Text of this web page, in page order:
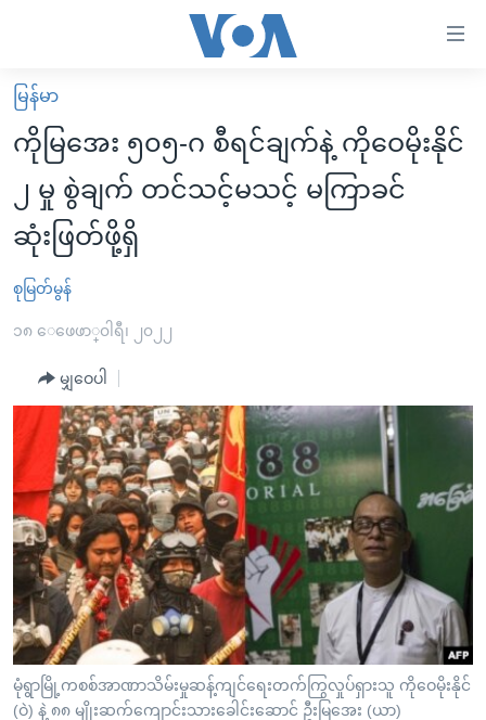
လွယ်ကူ
စေ
Link
များ
ပင်မ
အကြောင်းအရာ
ကျော်
ကြည့်
ပင်မ
အ
ညွန်း
စာမျက်နှာ
သို့
ကျော်
ကြည့်
ရန်
ရှာဖွေ
မူလစာမျက်နှာ
မြန်မာ
ကမ္ဘာ့သတင်းများ
နိုင်ငံတကာ
အစ္စရေး-ပါလက်စတိုင်း
ဗွီဒီယို
အင်္ဂလိပ်စာလေ့လာမယ်
အမေရိကန်သုံးအီဒီယံ
မကြေးမုံရဲ့ အင်္ဂလိပ်စာ
ရုပ်ရှင်ထဲက အင်္ဂလိပ်စာ
သုတပဒေသာ အင်္ဂလိပ်စာ
အပတ်စဉ်ကဏ္ဍများ
ရေဒီယို
တီဗွီ
ရေဒီယိုနှင့်ရုပ်သံ အချက်အလက်များ
ရေဒီယို/တီဗွီအစီအစဉ်
Learning English
ဗွီအိုအေ လူမှုကွန်ယက်များ
ဘာသာစကားများ
မြန်မာ
ကိုမြအေး ၅၀၅-ဂ စီရင်ချက်နဲ့ ကိုဝေမိုးနိုင်
၂ မှု စွဲချက် တင်သင့်မသင့် မကြာခင်
ဆုံးဖြတ်ဖို့ရှိ
စုမြတ်မွန်
၁၈ ေဖေဖာ္၀ါရီ၊ ၂၀၂၂
မျှဝေပါ
မုံရွာမြို့ကစစ်အာဏာသိမ်းမှုဆန့်ကျင်ရေးတက်ကြွလှုပ်ရှားသူ ကိုဝေမိုးနိုင်
(ဝဲ) နဲ့ ၈၈ မျိုးဆက်ကျောင်းသားခေါင်းဆောင် ဦးမြအေး (ယာ)